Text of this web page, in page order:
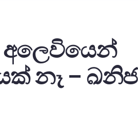
නෑ – ඛනිජ